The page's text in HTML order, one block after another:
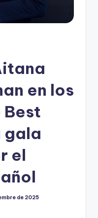
en los
Best
gala
el
de 2025